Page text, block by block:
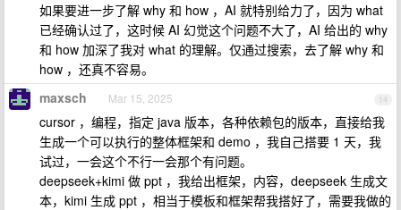
如果要进一步了解 why 和 how ，AI 就特别给力了，因为 what
已经确认过了，这时候 AI 幻觉这个问题不大了，AI 给出的 why
和 how 加深了我对 what 的理解。仅通过搜索，去了解 why 和
how ，还真不容易。
14
maxsch Mar 15, 2025
cursor ，编程，指定 java 版本，各种依赖包的版本，直接给我
生成一个可以执行的整体框架和 demo ，我自己搭要 1 天，我
试过，一会这个不行一会那个有问题。
deepseek+kimi 做 ppt ，我给出框架，内容，deepseek 生成文
本，kimi 生成 ppt ，相当于模板和框架帮我搭好了，需要我做的